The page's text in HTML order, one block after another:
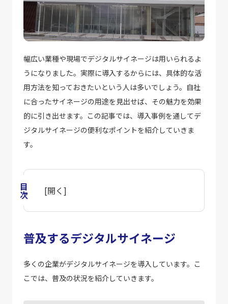
幅広い業種や現場でデジタルサイネージは用いられるよ
うになりました。実際に導入するからには、具体的な活
用方法を知っておきたいという人は多いでしょう。自社
に合ったサイネージの用途を見出せば、その魅力を効果
的に引き出せます。この記事では、導入事例を通してデ
ジタルサイネージの便利なポイントを紹介していきま
す。
目次 [開く]
普及するデジタルサイネージ
多くの企業がデジタルサイネージを導入しています。こ
こでは、普及の状況を紹介していきます。